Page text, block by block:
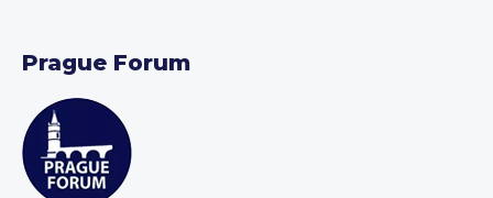
Prague Forum